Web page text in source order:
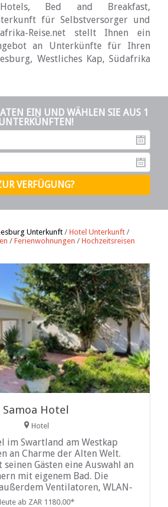
Hotels, Bed and Breakfast,
für Selbstversorger und
Reise.net stellt Ihnen ein
an Unterkünfte für Ihren
Westliches Kap, Südafrika
EIN UND WÄHLEN SIE AUS 1
Unterkunft/ Hotel Unterkunft/
/ Ferienwohnungen / Hochzeitsreisen
Samoa Hotel
Hotel
im Swartland am Westkap
an Charme der Alten Welt.
Gästen eine Auswahl an
mit eigenem Bad. Die
Ventilatoren, WLAN-
und Kaffeezubehör. Das
ab ZAR 1180.00*